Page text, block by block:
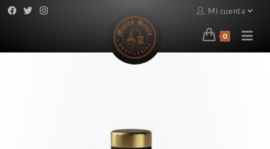
Mi cuenta
0